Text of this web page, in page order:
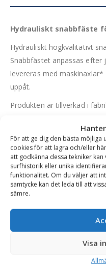
För att ge dig den bästa möjliga
cookies för att lagra och/eller
att godkänna dessa tekniker
surfhistorik eller unika
funktionalitet. Om du väljer att
samtycke kan det leda till att
sämre.
Visa
Hydrauliskt snabbfäste
Hydrauliskt högkvalitativt
Snabbfästet anpassas efter
levereras med
uppåt.
Produkten är tillverkad i
*=Snabbfäste med
Varianttabell
Artikelnummer
S40